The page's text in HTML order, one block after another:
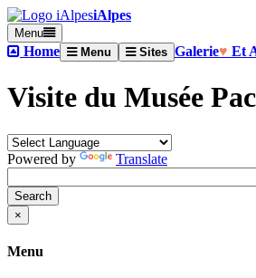
iAlpes
Menu
Home Menu Sites Galerie♥ Et
Visite du Musée
Powered by Translate
×
Menu